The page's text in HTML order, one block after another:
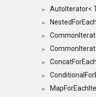
► AutoIterator<
►
►
►
►
►
►